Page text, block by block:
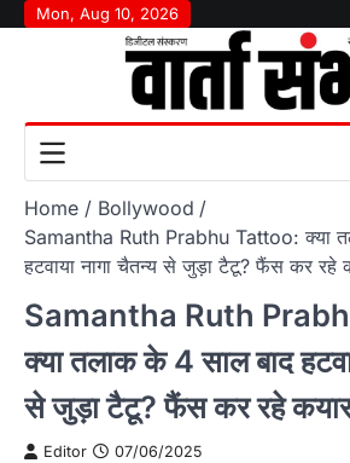
SkipMon, Aug 10, 2026
Home
Bollywood
Samantha Ruth Prabhu Tattoo: क्या
हटवाया नागा चैतन्य से जुड़ा टैटू? फैंस कर रहे
Samantha Ruth
क्या तलाक के 4 साल बाद
से जुड़ा टैटू? फैंस कर रहे
Editor 07/06/2025